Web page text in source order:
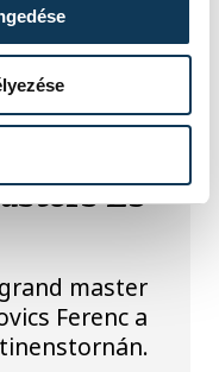
Eb
master
Ferenc a